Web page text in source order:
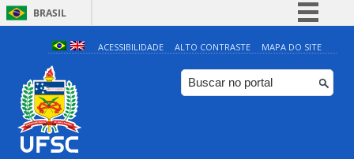
BRASIL
Simplifique!
Comunica BR
Participe
ACESSIBILIDADE ALTO CONTRASTE MAPA DO SITE